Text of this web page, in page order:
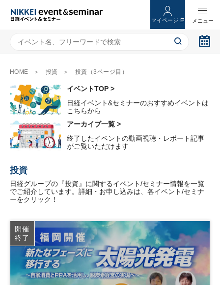
マイページ
HOME 投資 投資（3ページ目）
イベントTOP >
日経イベント&セミナーのおすすめイベントは
こちらから
アーカイブ一覧 >
終了したイベントの動画視聴・レポート記事
がご覧いただけます
投資
日経グループの『投資』に関するイベント/セミナー情報を一覧
でご紹介しています。詳細・お申し込みは、各イベント/セミナ
ーをクリック！
開催
終了